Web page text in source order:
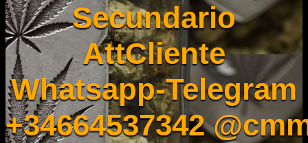
Secundario
AttCliente
Whatsapp-Telegram
+34664537342